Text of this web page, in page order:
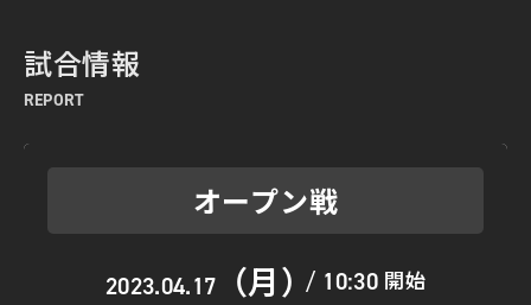
試合情報
REPORT
オープン戦
2023.04.17 （月）/ 10:30 開始